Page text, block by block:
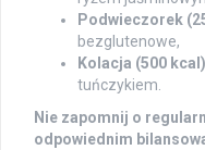
Podwieczorek
bezglutenowe,
Kolacja (500
tuńczykiem.
Nie zapomnij o
odpowiednim